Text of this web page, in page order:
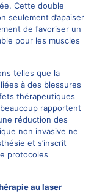
Cette double
seulement d’apaiser
de favoriser un
pour les muscles
telles que la
à des blessures
thérapeutiques
rapportent
réduction des
non invasive ne
et s’inscrit
protocoles
au laser